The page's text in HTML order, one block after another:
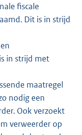
fiscale
Dit is in strijd
in strijd met
maatregel
nodig een
Ook verzoekt
verweerder op